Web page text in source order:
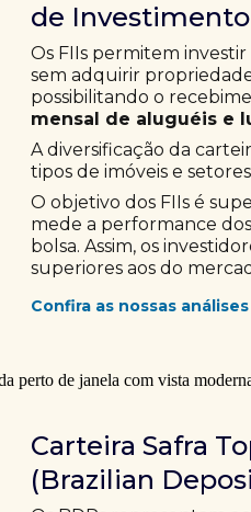
de
Os FIIs permitem
sem adquirir
possibilitando o
mensal de aluguéis e
A diversificação da
tipos de imóveis e
O objetivo dos FIIs é
mede a performance
bolsa. Assim, os
superiores aos do
Confira as nossas análises
Carteira Safra
(Brazilian